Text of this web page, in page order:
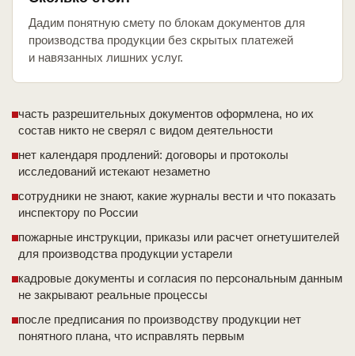
Дадим понятную смету по блокам документов для
производства продукции без скрытых платежей
и навязанных лишних услуг.
часть разрешительных документов оформлена, но их
состав никто не сверял с видом деятельности
нет календаря продлений: договоры и протоколы
исследований истекают незаметно
сотрудники не знают, какие журналы вести и что показать
инспектору по России
пожарные инструкции, приказы или расчет огнетушителей
для производства продукции устарели
кадровые документы и согласия по персональным данным
не закрывают реальные процессы
после предписания по производству продукции нет
понятного плана, что исправлять первым